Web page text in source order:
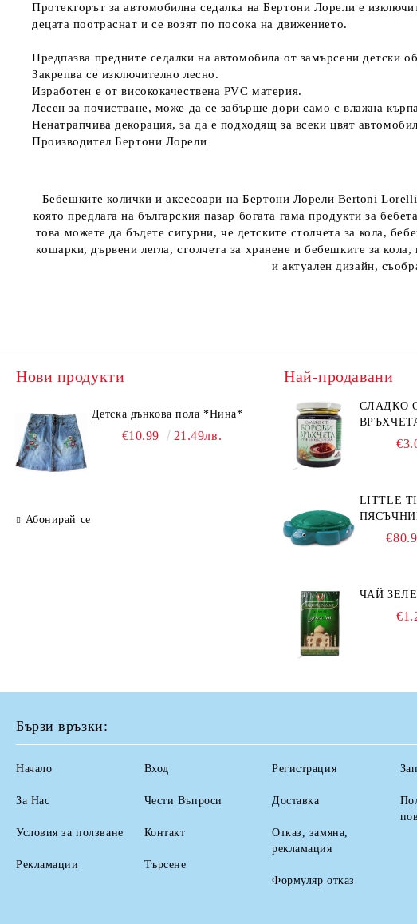
Протекторът за автомобилна седалка на Бертони Лорели е
децата поотраснат и се возят по посока на движението.
Предпазва предните седалки на автомобила от замърсени детски
Закрепва се изключително лесно.
Изработен е от висококачествена PVC материя.
Лесен за почистване, може да се забърше дори само с влажна
Ненатрапчива декорация, за да е подходящ за всеки цвят
Производител Бертони Лорели
Бебешките колички и аксесоари наБертони Лорели Bertoni Lorelli
която предлага на българския пазар богата гама продукти за
това можете да бъдете сигурни, че детските столчета за кола,
кошарки, дървени легла, столчета за хранене и бебешките за
и актуален дизайн,
Нови продукти
Детска дънкова пола *Нина*
€10.99 21.49лв.
Абонирай се
Най-продавани
СЛАДКО
LITTLE
TURTLE
ЧАЙ
Бързи връзки:
Начало
За Нас
Условия за ползване
Рекламации
Вход
Чести Въпроси
Контакт
Търсене
Регистрация
Доставка
Отказ, замяна,
рекламация
Формуляр отказ